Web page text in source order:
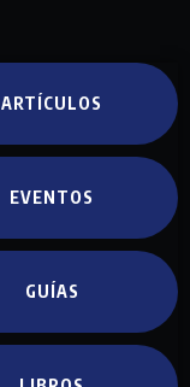
ARTÍCULOS
EVENTOS
GUÍAS